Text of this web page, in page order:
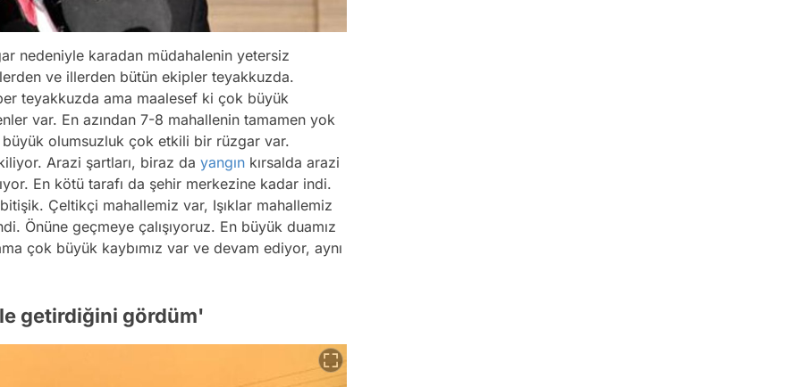
nedeniyle karadan müdahalenin yetersiz
ve illerden bütün ekipler teyakkuzda.
teyakkuzda ama maalesef ki çok büyük
var. En azından 7-8 mahallenin tamamen yok
olumsuzluk çok etkili bir rüzgar var.
Arazi şartları, biraz da yangın kırsalda arazi
En kötü tarafı da şehir merkezine kadar indi.
Çeltikçi mahallemiz var, Işıklar mahallemiz
Önüne geçmeye çalışıyoruz. En büyük duamız
çok büyük kaybımız var ve devam ediyor, aynı
getirdiğini gördüm'